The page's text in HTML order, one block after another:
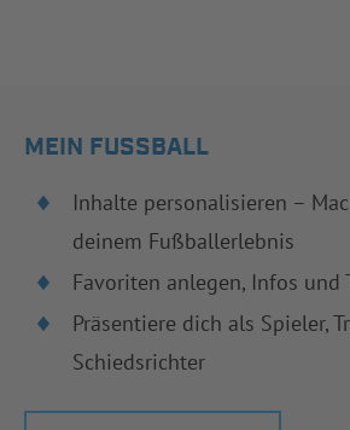
MEIN FUSSBALL
Inhalte personalisieren –
deinem Fußballerlebnis
Favoriten anlegen, Infos und
Präsentiere dich als Spieler,
Schiedsrichter